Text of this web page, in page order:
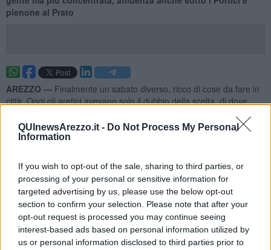
QUInewsArezzo.it - Do Not Process My Personal
Information
If you wish to opt-out of the sale, sharing to third parties, or
processing of your personal or sensitive information for
targeted advertising by us, please use the below opt-out
section to confirm your selection. Please note that after your
opt-out request is processed you may continue seeing
interest-based ads based on personal information utilized by
us or personal information disclosed to third parties prior to
pienone al Prato
AREZZO — Finalmente un sabato diverso, ricco di cose da fare in
città. Oggi gli aretini avevano solo il dubbio della scelta, di dove
due edizioni "allungate" torna alla disposizione abituale. Banchi più
"corti" ma concentrati in base all'antica disposizione. Questo ha
commercianti negli ultimi due sabati. La decisone di raggruppare i
produttori agricoli in via Raffaello Sanzio ha permesso ai clienti di
andare a "colpo" sicuro e agli altri commercianti di ritornare nel
aree originali e più familiari ai clienti. Di gente, rispetto alle ultime
due settimane, ne abbiamo vista meno ma quella che c'era
sembrava più interessata. Insomma, meno confusione ma più
affari.